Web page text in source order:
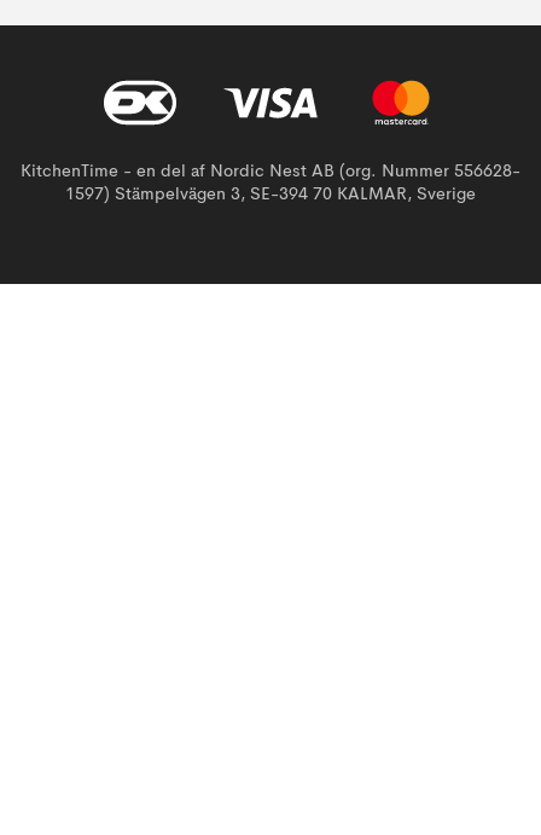
KitchenTime - en del af Nordic Nest AB (org. Nummer 556628-
1597) Stämpelvägen 3, SE-394 70 KALMAR, Sverige